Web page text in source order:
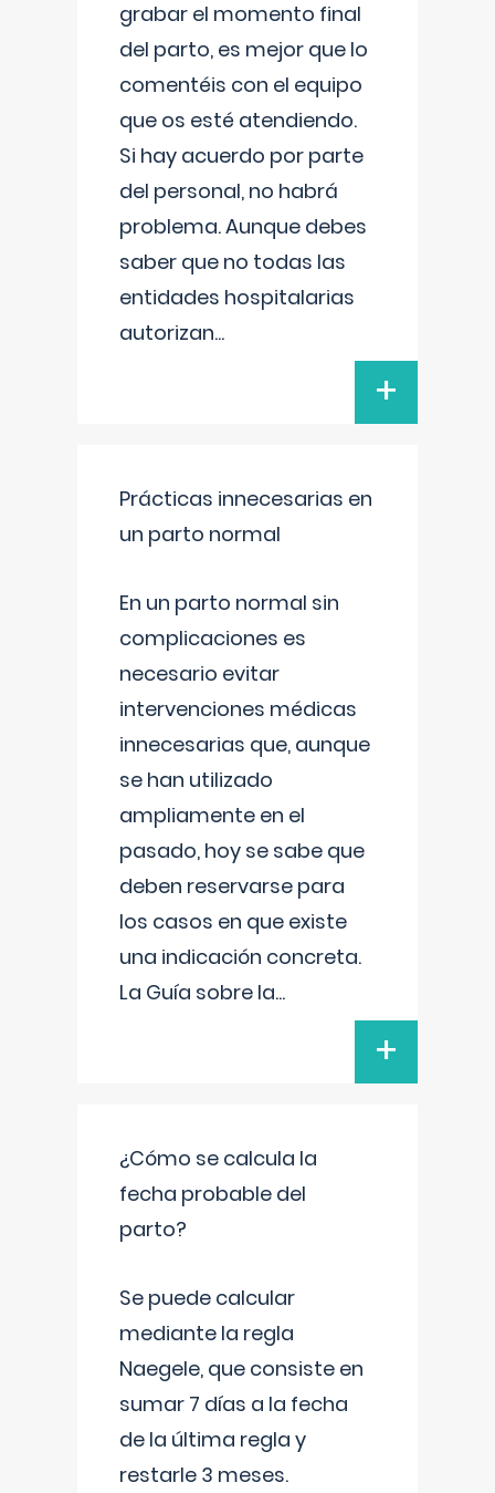
grabar el momento final
del parto, es mejor que lo
comentéis con el equipo
que os esté atendiendo.
Si hay acuerdo por parte
del personal, no habrá
problema. Aunque debes
saber que no todas las
entidades hospitalarias
autorizan...
+
Prácticas innecesarias en
un parto normal
En un parto normal sin
complicaciones es
necesario evitar
intervenciones médicas
innecesarias que, aunque
se han utilizado
ampliamente en el
pasado, hoy se sabe que
deben reservarse para
los casos en que existe
una indicación concreta.
La Guía sobre la...
+
¿Cómo se calcula la
fecha probable del
parto?
Se puede calcular
mediante la regla
Naegele, que consiste en
sumar 7 días a la fecha
de la última regla y
restarle 3 meses.